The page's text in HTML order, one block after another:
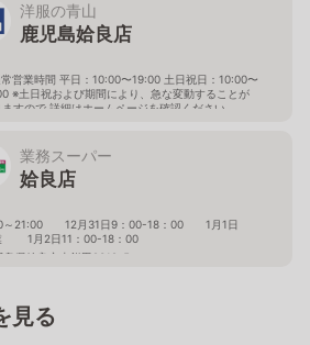
洋服の青山
鹿児島姶良店
営業時間 平日：10:00〜19:00 土日祝日：10:00〜
※土日祝および期間により、急な変動することが
ますので 詳細はホームページを確認ください
業務スーパー
姶良店
～21:00 12月31日9：00-18：00 1月1日
1月2日11：00-18：00
島県姶良市東餅田2312-5
見る